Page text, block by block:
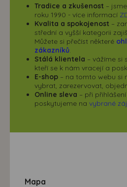
Tradice a zkušenost –
roku 1990 - více informací
Kvalita a spokojenost –
střední a vyšší kategorii
Můžete si přečíst některé
zákazníků.
Stálá klientela – vážíme si
kteří se k nám vracejí a
E-shop – na tomto webu si
vybrat, zarezervovat,
Online sleva – při
poskytujeme na vybrané
Mapa